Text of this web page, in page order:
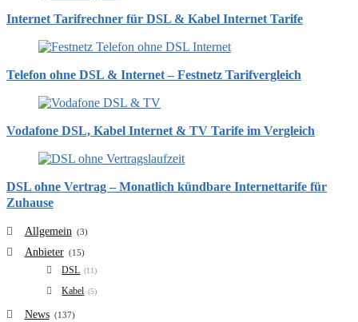
Internet Tarifrechner für DSL & Kabel Internet Tarife
Telefon ohne DSL & Internet – Festnetz Tarifvergleich
Vodafone DSL, Kabel Internet & TV Tarife im Vergleich
DSL ohne Vertrag – Monatlich kündbare Internettarife für
Zuhause
Allgemein (3)
Anbieter (15)
DSL (11)
Kabel (5)
News (137)